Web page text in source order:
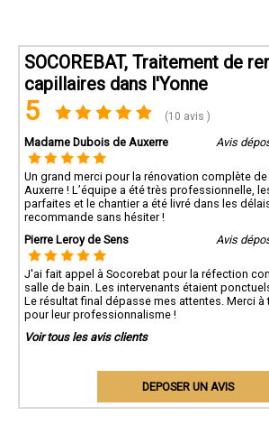
SOCOREBAT, Traitement de
capillaires dans l'Yonne
5 (10 avis )
Madame Dubois de Auxerre Avis
Un grand merci pour la rénovation complète
Auxerre ! L’équipe a été très professionnelle,
parfaites et le chantier a été livré dans les
recommande sans hésiter !
Pierre Leroy de Sens
Avis
J'ai fait appel à Socorebat pour la réfection
salle de bain. Les intervenants étaient
Le résultat final dépasse mes attentes. Merci
pour leur professionnalisme !
Voir tous les avis clients
DEPOSER UN AVIS